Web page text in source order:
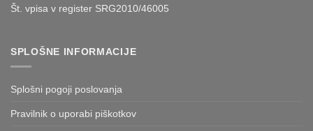
Št. vpisa v register SRG2010/46005
SPLOŠNE INFORMACIJE
Splošni pogoji poslovanja
Pravilnik o uporabi piškotkov